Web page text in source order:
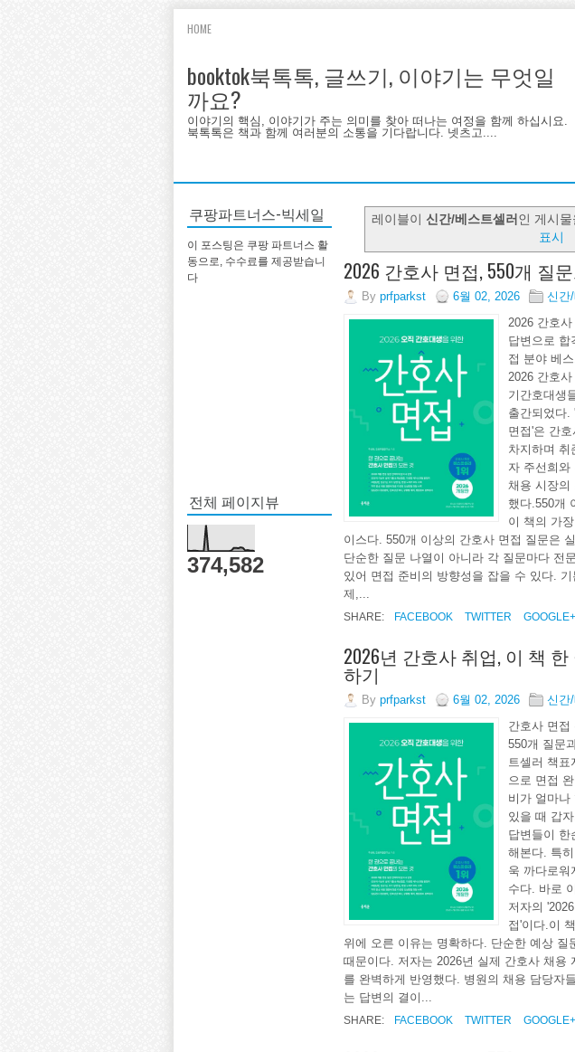
HOME
booktok북톡톡, 글쓰기, 이야기는 무엇일
까요?
이야기의 핵심, 이야기가 주는 의미를 찾아 떠나는 여정을 함께 하십시요.
북톡톡은 책과 함께 여러분의 소통을 기다랍니다. 넷츠고....
쿠팡파트너스-빅세일
이 포스팅은 쿠팡 파트너스 활
동으로, 수수료를 제공받습니
다
전체 페이지뷰
374,582
레이블이 신간/베스트셀러 인 게시
표시
2026 간호사 면접, 550개 질
By prfparkst 6월 02, 2026
신간
2026 간호
답변으로 합
접 분야 베
2026 간호
기간호대생
출간되었다.
면접'은 간
차지하며 취
자 주선희와
채용 시장의
했다.550개
이 책의 가
이스다. 550개 이상의 간호사 면접 질문은
단순한 질문 나열이 아니라 각 질문마다 전
있어 면접 준비의 방향성을 잡을 수 있다.
제,...
SHARE: FACEBOOK TWITTER GOOGLE+
2026년 간호사 취업, 이 책
하기
By prfparkst 6월 02, 2026
신간
간호사 면접
550개 질문
트셀러 책표
으로 면접
비가 얼마나
있을 때 갑
답변들이 한
해본다. 특
욱 까다로워
수다. 바로
저자의
접'이다.이
위에 오른 이유는 명확하다. 단순한 예상 질
때문이다. 저자는 2026년 실제 간호사 채용
를 완벽하게 반영했다. 병원의 채용 담당자
는 답변의 결이...
SHARE: FACEBOOK TWITTER GOOGLE+